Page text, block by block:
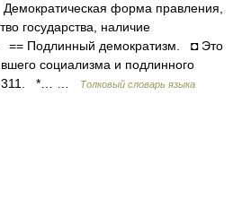
форма правления,
государства, наличие
== Подлинный демократизм. ◘ Это
социализма и подлинного
311. *… …
Толковый словарь языка